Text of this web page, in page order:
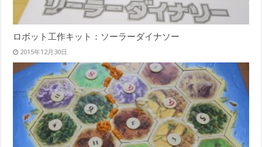
ロボット工作キット：ソーラーダイナソー
2015年12月30日